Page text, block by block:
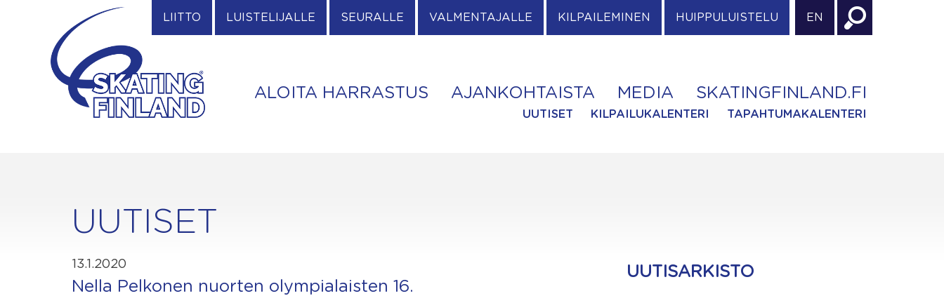
LIITTO LUISTELIJALLE SEURALLE VALMENTAJALLE KILPAILEMINEN HUIPPULUISTELU EN
ALOITA HARRASTUS AJANKOHTAISTA MEDIA SKATINGFINLAND.FI
UUTISET KILPAILUKALENTERI TAPAHTUMAKALENTERI
UUTISET
13.1.2020
Nella Pelkonen nuorten olympialaisten 16.
UUTISARKISTO